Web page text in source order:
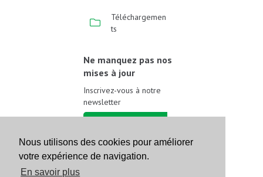
Nous utilisons des cookies pour améliorer
votre expérience de navigation.
En savoir plus
Téléchargemen
ts
Ne manquez pas nos
mises à jour
Inscrivez-vous à notre
newsletter
Suivez-nous sur les